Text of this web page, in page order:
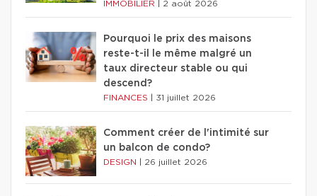
IMMOBILIER 2 août 2026
Pourquoi le prix des maisons
reste-t-il le même malgré un
taux directeur stable ou qui
descend?
FINANCES 31 juillet 2026
Comment créer de l'intimité sur
un balcon de condo?
DESIGN 26 juillet 2026